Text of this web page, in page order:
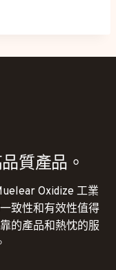
質產品。
Oxidize 工業
致性和有效性值得
的產品和熱忱的服